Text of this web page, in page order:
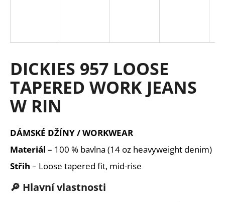
DICKIES 957 LOOSE
TAPERED WORK JEANS
W RIN
DÁMSKÉ DŽÍNY / WORKWEAR
Materiál – 100 % bavlna (14 oz heavyweight denim)
Střih – Loose tapered fit, mid-rise
🔎 Hlavní vlastnosti
í
?
D
o
p
o